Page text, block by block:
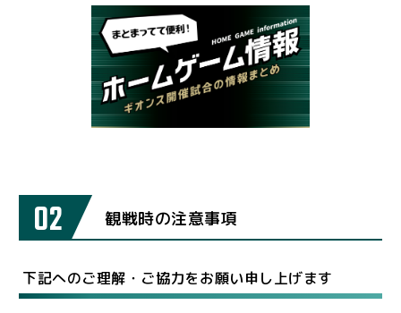
02 観戦時の注意事項
下記へのご理解・ご協力をお願い申し上げます